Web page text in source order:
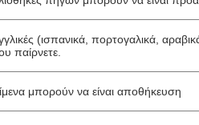
(ισπανικά, πορτογαλικά,
παίρνετε.
μπορούν να είναι αποθήκευση